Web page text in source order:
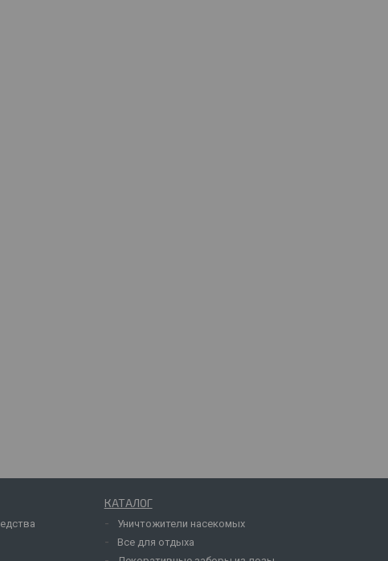
КАТАЛОГ
Уничтожители насекомых
Все для отдыха